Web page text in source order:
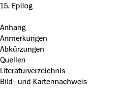
15. Epilog
Anhang
Anmerkungen
Abkürzungen
Quellen
Literaturverzeichnis
Bild- und Kartennachweis